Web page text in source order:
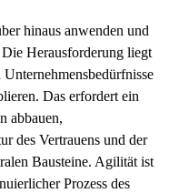
hinaus anwenden und
Herausforderung liegt
Das erfordert ein
abbauen,
des Vertrauens und der
Bausteine. Agilität ist
Prozess des